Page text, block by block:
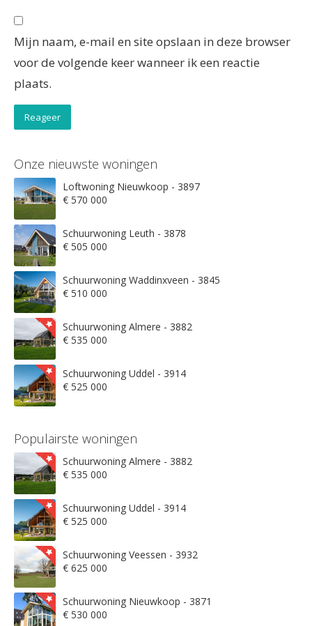
Mijn naam, e-mail en site opslaan in deze browser
voor de volgende keer wanneer ik een reactie
plaats.
Onze nieuwste woningen
Loftwoning Nieuwkoop - 3897
€ 570 000
Schuurwoning Leuth - 3878
€ 505 000
Schuurwoning Waddinxveen - 3845
€ 510 000
Schuurwoning Almere - 3882
€ 535 000
Schuurwoning Uddel - 3914
€ 525 000
Populairste woningen
Schuurwoning Almere - 3882
€ 535 000
Schuurwoning Uddel - 3914
€ 525 000
Schuurwoning Veessen - 3932
€ 625 000
Schuurwoning Nieuwkoop - 3871
€ 530 000